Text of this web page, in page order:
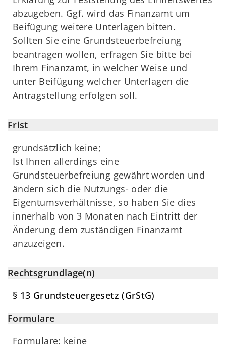
abzugeben. Ggf. wird das Finanzamt um
Beifügung weitere Unterlagen bitten.
Sollten Sie eine Grundsteuerbefreiung
beantragen wollen, erfragen Sie bitte bei
Ihrem Finanzamt, in welcher Weise und
unter Beifügung welcher Unterlagen die
Antragstellung erfolgen soll.
Frist
grundsätzlich keine;
Ist Ihnen allerdings eine
Grundsteuerbefreiung gewährt worden und
ändern sich die Nutzungs- oder die
Eigentumsverhältnisse, so haben Sie dies
innerhalb von 3 Monaten nach Eintritt der
Änderung dem zuständigen Finanzamt
anzuzeigen.
Rechtsgrundlage(n)
§ 13 Grundsteuergesetz (GrStG)
Formulare
Formulare: keine